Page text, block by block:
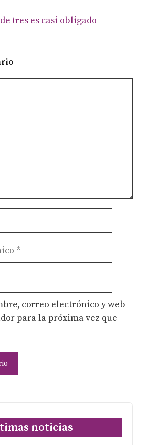
tres es casi obligado
correo electrónico y web
para la próxima vez que
noticias